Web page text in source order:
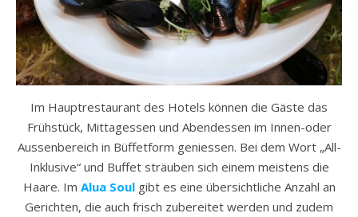
Im Hauptrestaurant des Hotels können die Gäste das
Frühstück, Mittagessen und Abendessen im Innen-oder
Aussenbereich in Büffetform geniessen. Bei dem Wort „All-
Inklusive“ und Buffet sträuben sich einem meistens die
Haare. Im Alua Soulgibt es eine übersichtliche Anzahl an
Gerichten, die auch frisch zubereitet werden und zudem